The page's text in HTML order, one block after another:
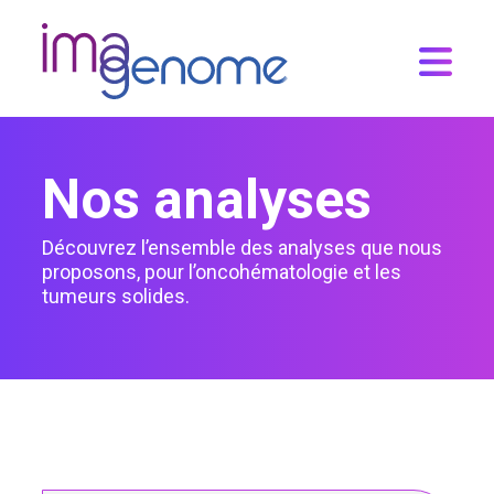
Nos analyses
Découvrez l’ensemble des analyses que nous
proposons, pour l’oncohématologie et les
tumeurs solides.